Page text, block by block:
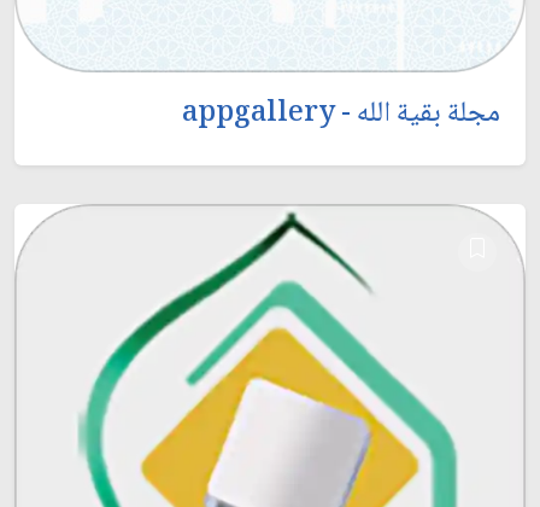
مجلة بقية الله - appgallery